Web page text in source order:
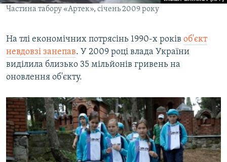
Частина табору «Артек», січень 2009 року
На тлі економічних потрясінь 1990-х років об'єкт
невдовзі занепав. У 2009 році влада України
виділила близько 35 мільйонів гривень на
оновлення об'єкту.